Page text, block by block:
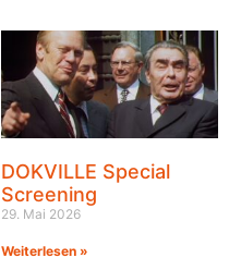
DOKVILLE Special
Screening
29. Mai 2026
Weiterlesen »